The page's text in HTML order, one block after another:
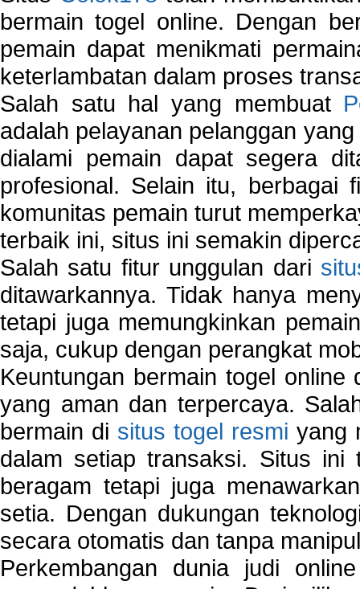
bermain togel online. Dengan
pemain dapat menikmati
keterlambatan dalam proses
Salah satu hal yang membuat
adalah pelayanan pelanggan
dialami pemain dapat segera
profesional. Selain itu, berbagai
komunitas pemain turut
terbaik ini, situs ini semakin
Salah satu fitur unggulan dari
ditawarkannya. Tidak hanya
tetapi juga memungkinkan
saja, cukup dengan perangkat
Keuntungan bermain togel
yang aman dan terpercaya.
bermain di situs togel resmi yang
dalam setiap transaksi. Situs ini
beragam tetapi juga
setia. Dengan dukungan
secara otomatis dan tanpa
Perkembangan dunia judi